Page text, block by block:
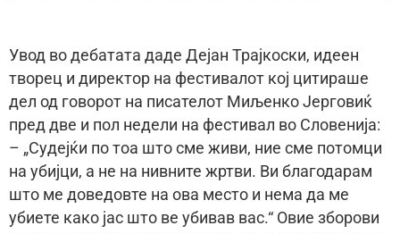
Увод во дебатата даде Дејан Трајкоски, идеен
творец и директор на фестивалот кој цитираше
дел од говорот на писателот Миљенко Јерговиќ
пред две и пол недели на фестивал во Словенија:
– „Судејќи по тоа што сме живи, ние сме потомци
на убијци, а не на нивните жртви. Ви благодарам
што ме доведовте на ова место и нема да ме
убиете како јас што ве убивав вас.“ Овие зборови